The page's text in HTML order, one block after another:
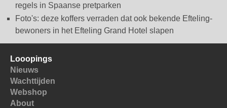
regels in Spaanse pretparken
Foto's: deze koffers verraden dat ook bekende Efteling-
bewoners in het Efteling Grand Hotel slapen
Looopings
Nieuws
Wachttijden
Webshop
About